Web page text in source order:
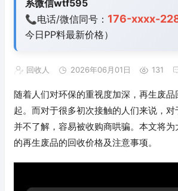
系微信wtf595
📞电话/微信同号： 176-xxxx-
今日PP料最新价格）
回收人 2026年06月01日 131
随着人们对环保的重视度加深，再生废
起。而对于很多初次接触的人们来说，
并不了解，容易被收购商哄骗。本文将
的再生废品的回收价格及注意事项。